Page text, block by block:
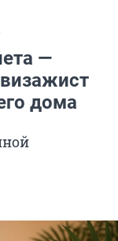
—
дома